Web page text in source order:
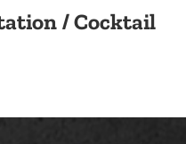
/ Cocktail